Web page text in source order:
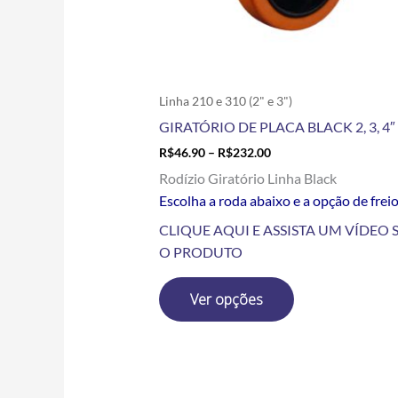
Linha 210 e 310 (2" e 3")
GIRATÓRIO DE PLACA BLACK 2, 3,
R$46.90 – R$232.00
Rodízio Giratório Linha Black
Escolha a roda abaixo e a opção de freio
CLIQUE AQUI E ASSISTA UM VÍDEO
O PRODUTO
Ver opções
escolhidas
na